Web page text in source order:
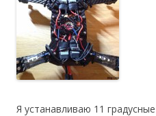
Я устанавливаю 11